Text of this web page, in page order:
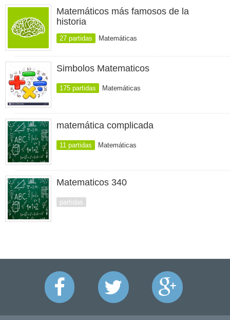
Matemáticos más famosos de la
historia
27 partidas Matemáticas
Simbolos Matematicos
175 partidas Matemáticas
matemática complicada
11 partidas Matemáticas
Matematicos 340
partidas